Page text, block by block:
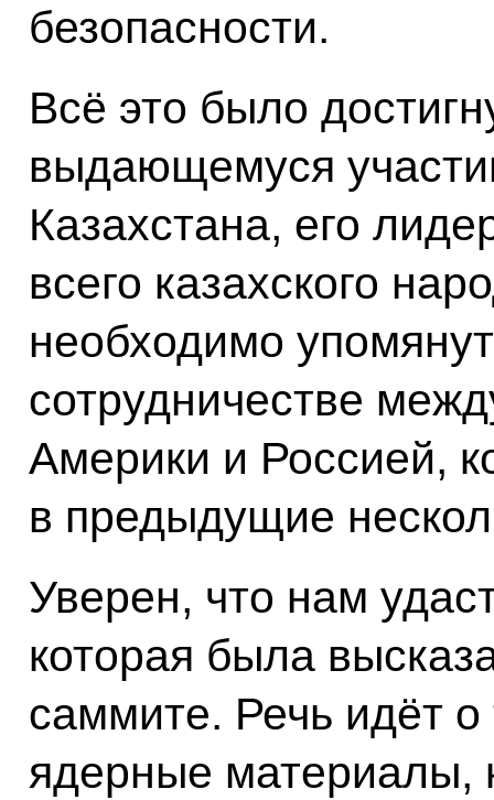
безопасности.
Всё это было
выдающемуся
Казахстана, его
всего казахского
необходимо
сотрудничестве
Америки и Россией,
в предыдущие
Уверен, что нам
которая была
саммите. Речь идёт
ядерные материалы,